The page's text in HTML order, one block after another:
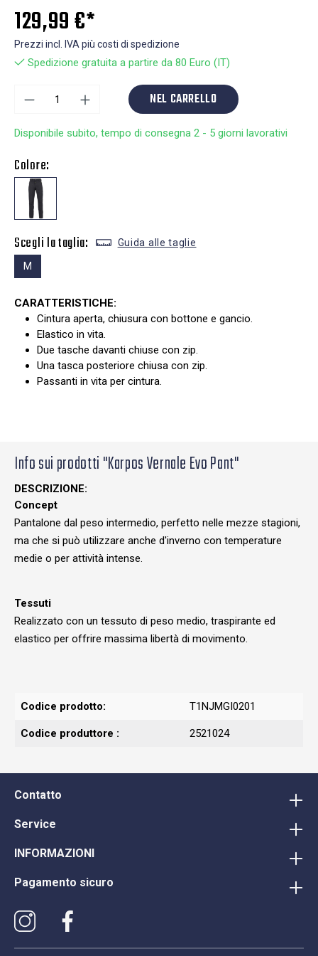
129,99 €*
Prezzi incl. IVA più costi di spedizione
Spedizione gratuita a partire da 80 Euro (IT)
NEL CARRELLO
Disponibile subito, tempo di consegna 2 - 5 giorni lavorativi
Colore:
Scegli la taglia: Guida alle taglie
M
CARATTERISTICHE:
Cintura aperta, chiusura con bottone e gancio.
Elastico in vita.
Due tasche davanti chiuse con zip.
Una tasca posteriore chiusa con zip.
Passanti in vita per cintura.
Info sui prodotti "Karpos Vernale Evo Pant"
DESCRIZIONE:
Concept
Pantalone dal peso intermedio, perfetto nelle mezze stagioni,
ma che si può utilizzare anche d'inverno con temperature
medie o per attività intense.
Tessuti
Realizzato con un tessuto di peso medio, traspirante ed
elastico per offrire massima libertà di movimento.
Codice prodotto: T1NJMGI0201
Codice produttore : 2521024
Contatto
Service
INFORMAZIONI
Pagamento sicuro